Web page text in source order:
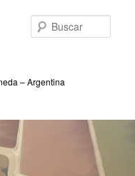
– Argentina